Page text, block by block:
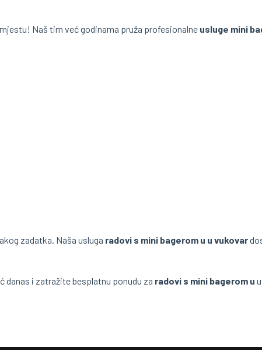
Naš tim već godinama pruža profesionalne usluge mini
zadatka. Naša usluga radovi s mini bagerom u u vukovar
i zatražite besplatnu ponudu za radovi s mini bagerom u